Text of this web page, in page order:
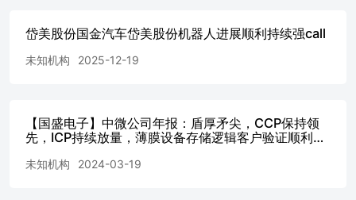
岱美股份国金汽车岱美股份机器人进展顺利持续强call
未知机构 2025-12-19
【国盛电子】中微公司年报：盾厚矛尖，CCP保持领
先，ICP持续放量，薄膜设备存储逻辑客户验证顺利，
未知机构 2024-03-19